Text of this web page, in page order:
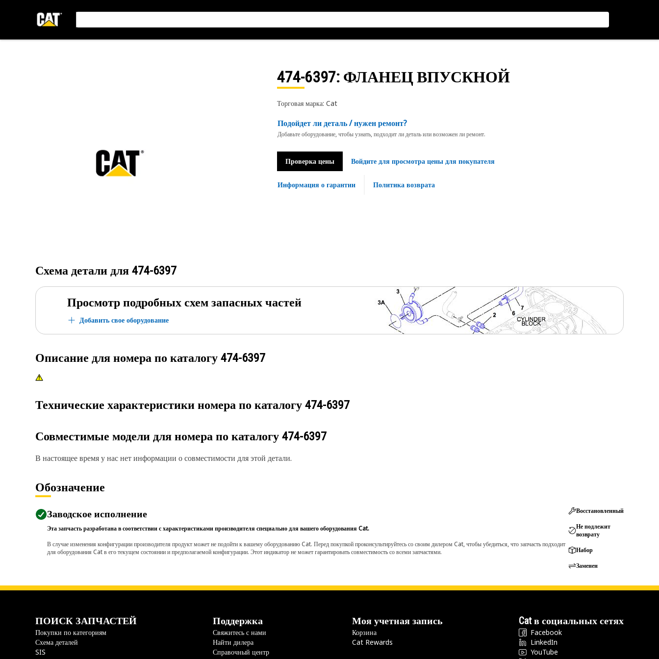
474-6397: ФЛАНЕЦ ВПУСКНОЙ
Торговая марка: Cat
Подойдет ли деталь / нужен ремонт?
Добавьте оборудование, чтобы узнать, подходит ли деталь или возможен ли ремонт.
Проверка цены Войдите для просмотра цены для покупателя
Информация о гарантии Политика возврата
Схема детали для 474-6397
Просмотр подробных схем запасных частей
Добавить свое оборудование
Описание для номера по каталогу 474-6397
Технические характеристики номера по каталогу 474-6397
Совместимые модели для номера по каталогу 474-6397
В настоящее время у нас нет информации о совместимости для этой детали.
Обозначение
Заводское исполнение
Эта запчасть разработана в соответствии с характеристиками производителя специально для вашего оборудования Cat.
В случае изменения конфигурации производителя продукт может не подойти к вашему оборудованию Cat. Перед покупкой проконсультируйтесь со своим дилером Cat, чтобы убедиться, что запчасть подходит
для оборудования Cat в его текущем состоянии и предполагаемой конфигурации. Этот индикатор не может гарантировать совместимость со всеми запчастями.
Восстановленный
Не подлежит
возврату
Набор
Заменен
ПОИСК ЗАПЧАСТЕЙ
Покупки по категориям
Схема деталей
SIS
Поддержка
Свяжитесь с нами
Найти дилера
Справочный центр
Моя учетная запись
Корзина
Cat Rewards
Cat в социальных сетях
Facebook
LinkedIn
YouTube